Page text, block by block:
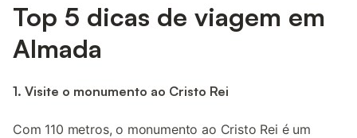
Top 5 dicas de viagem em
Almada
1. Visite o monumento ao Cristo Rei
Com 110 metros, o monumento ao Cristo Rei é um